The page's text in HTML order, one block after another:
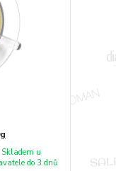
Skladem u
do 3 dnů